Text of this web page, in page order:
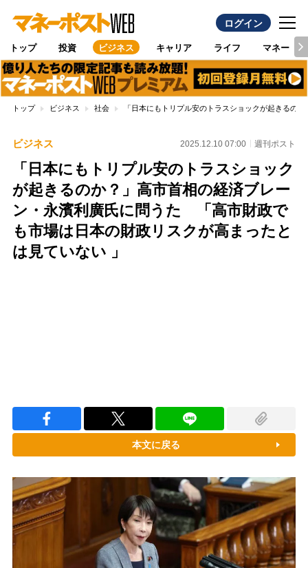
ログイン
トップ 投資 ビジネス キャリア ライフ マネー
トップ ビジネス 社会 「日本にもトリプル安のトラスショックが起きるの
ビジネス 2025.12.10 07:00 週刊ポスト
「日本にもトリプル安のトラスショック
が起きるのか？」高市首相の経済ブレー
ン・永濱利廣氏に問うた 「高市財政で
も市場は日本の財政リスクが高まったと
は見ていない 」
本文に戻る